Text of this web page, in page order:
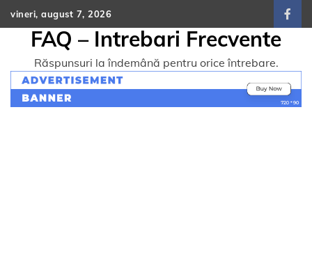
Skip
to
content
vineri, august 7, 2026
FAQ – Intrebari Frecvente
Răspunsuri la îndemână pentru orice întrebare.